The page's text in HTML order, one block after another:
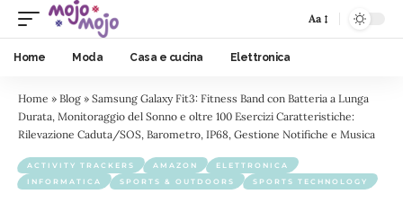
Aa
Home Moda Casa e cucina Elettronica
Home » Blog » Samsung Galaxy Fit3: Fitness Band con Batteria a Lunga
Durata, Monitoraggio del Sonno e oltre 100 Esercizi Caratteristiche:
Rilevazione Caduta/SOS, Barometro, IP68, Gestione Notifiche e Musica
ACTIVITY TRACKERS AMAZON
ELETTRONICA
INFORMATICA
SPORTS & OUTDOORS SPORTS TECHNOLOGY